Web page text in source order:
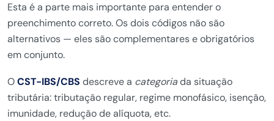
Esta é a parte mais importante para entender o
preenchimento correto. Os dois códigos não são
alternativos — eles são complementares e obrigatórios
em conjunto.
OCST-IBS/CBS descreve a categoriada situação
tributária: tributação regular, regime monofásico, isenção,
imunidade, redução de alíquota, etc.